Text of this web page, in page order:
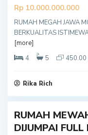
Rp 10.000.000.000
RUMAH MEGAH JAWA
BERKUALITAS
[more]
4
5 450.00
Rika Rich
Y
o
y
a
r
t
a
RUMAH
DIJUMPAI FULL